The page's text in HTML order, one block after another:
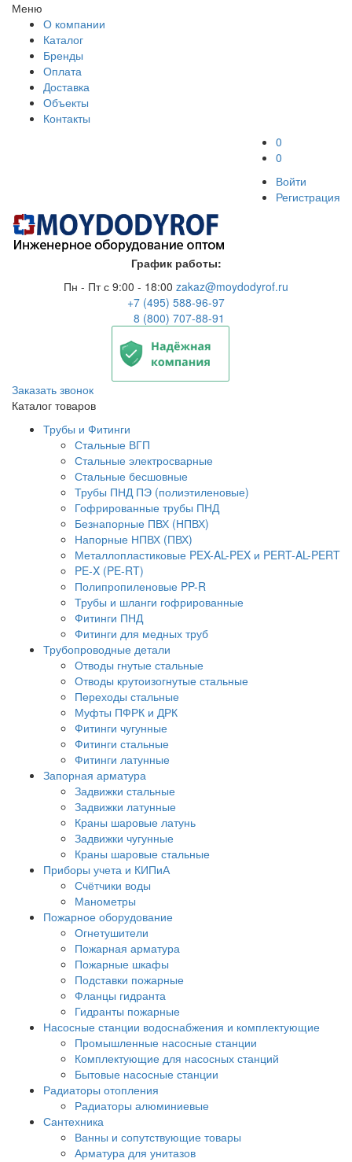
Меню
О компании
Каталог
Бренды
Оплата
Доставка
Объекты
Контакты
0
0
Войти
Регистрация
График работы:
Пн - Пт с 9:00 - 18:00 zakaz@moydodyrof.ru
+7 (495) 588-96-97
8 (800) 707-88-91
Заказать звонок
Каталог товаров
Трубы и Фитинги
Стальные ВГП
Стальные электросварные
Стальные бесшовные
Трубы ПНД ПЭ (полиэтиленовые)
Гофрированные трубы ПНД
Безнапорные ПВХ (НПВХ)
Напорные НПВХ (ПВХ)
Металлопластиковые PEX-AL-PEX и PERT-AL-PERT
PE-X (PE-RT)
Полипропиленовые PP-R
Трубы и шланги гофрированные
Фитинги ПНД
Фитинги для медных труб
Трубопроводные детали
Отводы гнутые стальные
Отводы крутоизогнутые стальные
Переходы стальные
Муфты ПФРК и ДРК
Фитинги чугунные
Фитинги стальные
Фитинги латунные
Запорная арматура
Задвижки стальные
Задвижки латунные
Краны шаровые латунь
Задвижки чугунные
Краны шаровые стальные
Приборы учета и КИПиА
Счётчики воды
Манометры
Пожарное оборудование
Огнетушители
Пожарная арматура
Пожарные шкафы
Подставки пожарные
Фланцы гидранта
Гидранты пожарные
Насосные станции водоснабжения и комплектующие
Промышленные насосные станции
Комплектующие для насосных станций
Бытовые насосные станции
Радиаторы отопления
Радиаторы алюминиевые
Сантехника
Ванны и сопутствующие товары
Арматура для унитазов